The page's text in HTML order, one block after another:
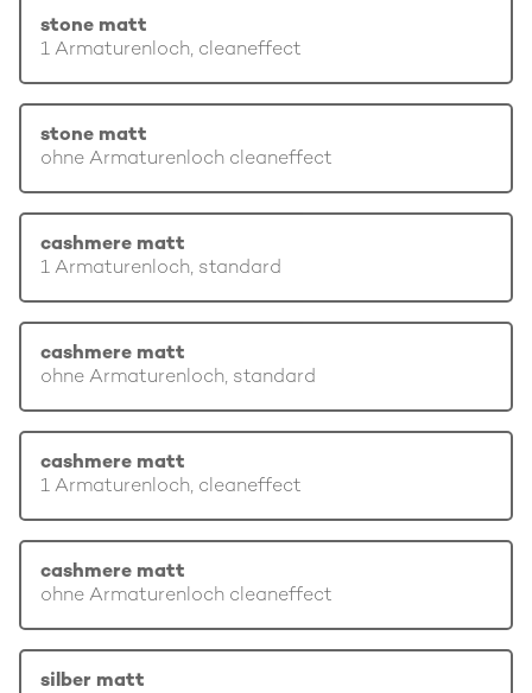
stone matt
1 Armaturenloch, cleaneffect
stone matt
ohne Armaturenloch cleaneffect
cashmere matt
1 Armaturenloch, standard
cashmere matt
ohne Armaturenloch, standard
cashmere matt
1 Armaturenloch, cleaneffect
cashmere matt
ohne Armaturenloch cleaneffect
silber matt